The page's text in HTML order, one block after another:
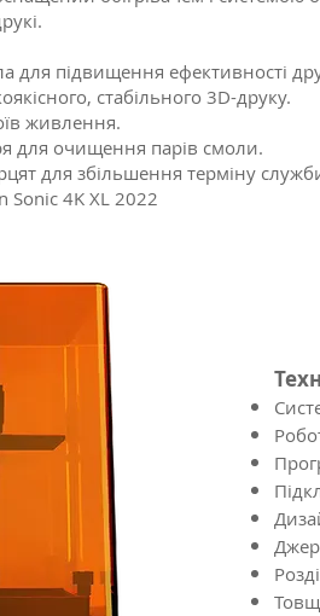
для підвищення ефективності
стабільного 3D-друку.
живлення.
для очищення парів смоли.
для збільшення терміну
Sonic 4K XL 2022